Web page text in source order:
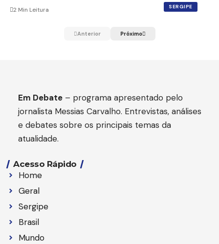
SERGIPE
2 Min Leitura
Anterior Próximo
Em Debate – programa apresentado pelo
jornalista Messias Carvalho. Entrevistas, análises
e debates sobre os principais temas da
atualidade.
Acesso Rápido
Home
Geral
Sergipe
Brasil
Mundo